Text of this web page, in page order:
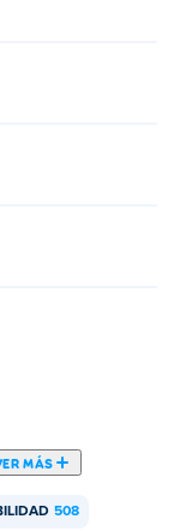
gratis?
Poki.
MÁS
508